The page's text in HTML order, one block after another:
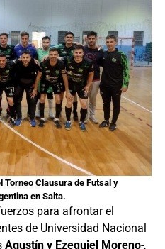
Torneo Clausura de Futsal y
en Salta.
para afrontar el
de Universidad Nacional
Agustín y Ezequiel Moreno-,